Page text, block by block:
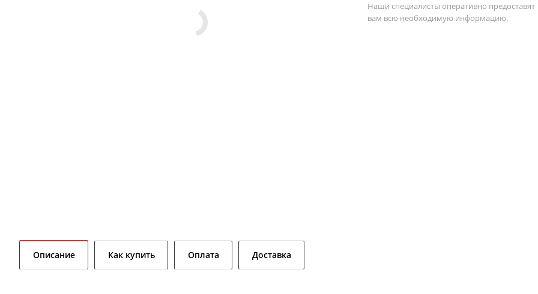
Наши специалисты оперативно предоставят
вам всю необходимую информацию.
Описание Как купить Оплата Доставка